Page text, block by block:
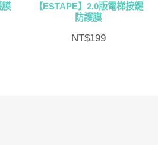
膜
【ESTAPE】2.0版電梯按鍵
防護膜
NT$199